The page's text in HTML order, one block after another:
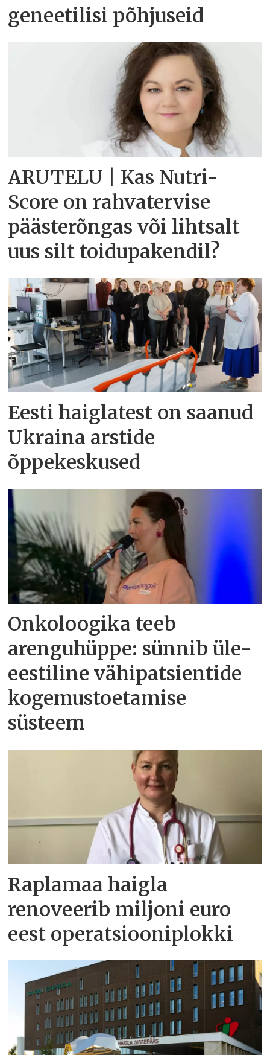
geneetilisi põhjuseid
ARUTELU | Kas Nutri-
Score on rahvatervise
päästerõngas või lihtsalt
uus silt toidupakendil?
Eesti haiglatest on saanud
Ukraina arstide
õppekeskused
Onkoloogika teeb
arenguhüppe: sünnib üle-
eestiline vähipatsientide
kogemustoetamise
süsteem
Raplamaa haigla
renoveerib miljoni euro
eest operatsiooniplokki